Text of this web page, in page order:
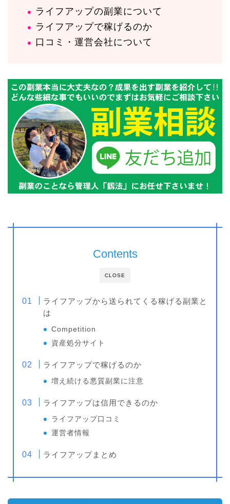
ライフアップの副業について
ライフアップで稼げるのか
口コミ・運営会社について
CLOSE
Contents
ライフアップから送られてくる稼げる副業と
は
Competition
資産処分サイト
ライフアップで稼げるのか
増え続ける悪質副業に注意
ライフアップは信用できるのか
ライフアップ口コミ
運営者情報
ライフアップまとめ